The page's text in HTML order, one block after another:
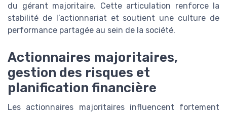
du gérant majoritaire. Cette articulation renforce la
stabilité de l’actionnariat et soutient une culture de
performance partagée au sein de la société.
Actionnaires majoritaires,
gestion des risques et
planification financière
Les actionnaires majoritaires influencent fortement